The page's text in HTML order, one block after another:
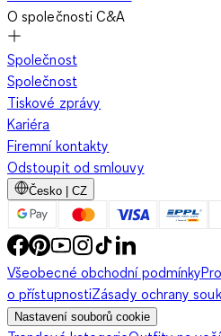
O společnosti C&A
Společnost
Společnost
Tiskové zprávy
Kariéra
Firemní kontakty
Odstoupit od smlouvy
Česko | CZ
Všeobecné obchodní podmínky
o přístupnostiZásady ochrany
Nastavení souborů cookie